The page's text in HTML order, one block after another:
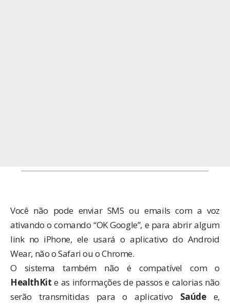
Você não pode enviar SMS ou emails com a voz
ativando o comando “OK Google”, e para abrir algum
link no iPhone, ele usará o aplicativo do Android
Wear, não o Safari ou o Chrome.
O sistema também não é compatível com o
HealthKit e as informações de passos e calorias não
serão transmitidas para o aplicativo Saúdee,